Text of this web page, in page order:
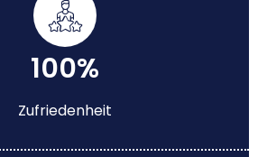
100%
Zufriedenheit